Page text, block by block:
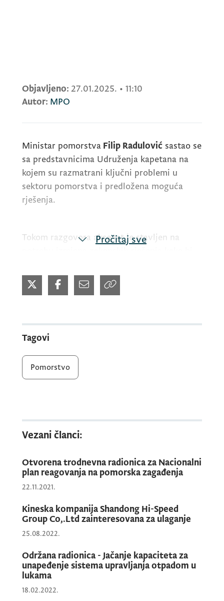
Objavljeno: 27.01.2025. • 11:10
Autor: MPO
Ministar pomorstva Filip Radulović sastao se
sa predstavnicima Udruženja kapetana na
kojem su razmatrani ključni problemi u
sektoru pomorstva i predložena moguća
rješenja.
Tokom razgovora akcenat je stavljen na
sigurnost u pomorskom saobraćaju i dodatno
ojačala konkurentnost domaće pomorske
Ministar
predstavnike Udruženja kapetana Crne Gore
da se privodi kraju izrada Nacrta zakona o
sigurnosti plovidbe koja će riješiti brojne
Ministar je istakao spremnost Ministarstva
udruženjima i stručnjacima, naglašavajući
važnost otvorenog dijaloga za rješavanje
nagomilanih izazova.
Predstavnici Udruženja Kapetana izrazili su
zadovoljstvo zbog pokrenutih inicijativa i
predložili konkretne mjere koje bi mogle
doprinijeti unapređenju regulative i prakse u
sektoru.
Pročitaj sve
Tagovi
Pomorstvo
Vezani članci:
Otvorena trodnevna radionica za Nacionalni
plan reagovanja na pomorska zagađenja
22.11.2021.
Kineska kompanija Shandong Hi-Speed
Group Co,.Ltd zainteresovana za ulaganje
25.08.2022.
Održana radionica - Jačanje kapaciteta za
unapeđenje sistema upravljanja otpadom u
lukama
18.02.2022.